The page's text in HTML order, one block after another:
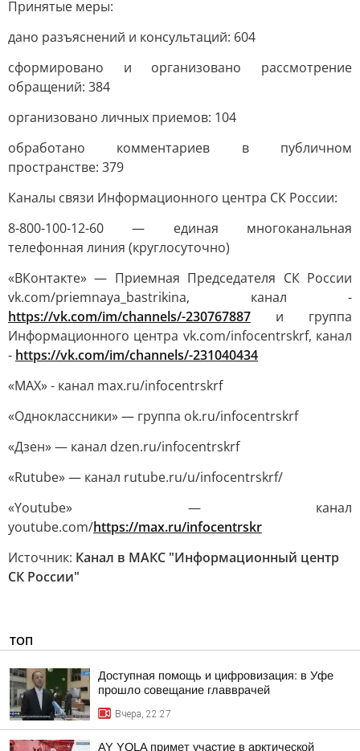
Принятые меры:
дано разъяснений и консультаций: 604
сформировано и организовано рассмотрение
обращений: 384
организовано личных приемов: 104
обработано комментариев в публичном
пространстве: 379
Каналы связи Информационного центра СК России:
8-800-100-12-60 — единая многоканальная
телефонная линия (круглосуточно)
«ВКонтакте» — Приемная Председателя СК России
vk.com/priemnaya_bastrikina, канал -
https://vk.com/im/channels/-230767887 и группа
Информационного центра vk.com/infocentrskrf, канал
- https://vk.com/im/channels/-231040434
«MAX» - канал max.ru/infocentrskrf
«Одноклассники» — группа ok.ru/infocentrskrf
«Дзен» — канал dzen.ru/infocentrskrf
«Rutube» — канал rutube.ru/u/infocentrskrf/
«Youtube» — канал
youtube.com/https://max.ru/infocentrskr
Источник: Канал в МАКС "Информационный центр
СК России"
ТОП
Доступная помощь и цифровизация: в Уфе
прошло совещание главврачей
Вчера, 22:27
AY YOLA примет участие в арктической